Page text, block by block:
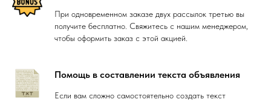
При одновременном заказе двух рассылок третью вы
получите бесплатно. Свяжитесь с нашим менеджером,
чтобы оформить заказ с этой акцией.
Помощь в составлении текста объявления
Если вам сложно самостоятельно создать текст